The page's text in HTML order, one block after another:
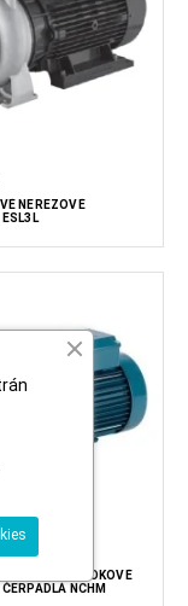
NEREZOVÉ
ESL3L
MONOBLOKOVÉ
NCHM